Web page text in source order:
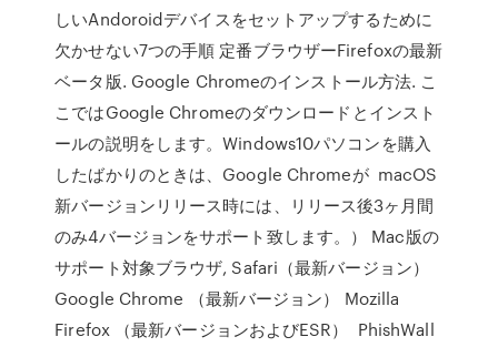
しいAndoroidデバイスをセットアップするために
欠かせない7つの手順 定番ブラウザーFirefoxの最新
ベータ版. Google Chromeのインストール方法. こ
こではGoogle Chromeのダウンロードとインスト
ールの説明をします。Windows10パソコンを購入
したばかりのときは、Google Chromeが macOS
新バージョンリリース時には、リリース後3ヶ月間
のみ4バージョンをサポート致します。） Mac版の
サポート対象ブラウザ, Safari（最新バージョン）
Google Chrome （最新バージョン） Mozilla
Firefox （最新バージョンおよびESR） PhishWall